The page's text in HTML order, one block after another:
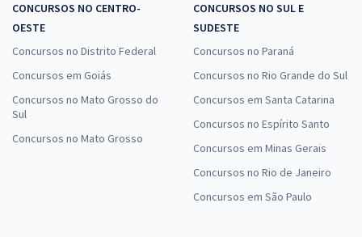
CONCURSOS NO CENTRO-
OESTE
Concursos no Distrito Federal
Concursos em Goiás
Concursos no Mato Grosso do
Sul
Concursos no Mato Grosso
CONCURSOS NO SUL E
SUDESTE
Concursos no Paraná
Concursos no Rio Grande do Sul
Concursos em Santa Catarina
Concursos no Espírito Santo
Concursos em Minas Gerais
Concursos no Rio de Janeiro
Concursos em São Paulo